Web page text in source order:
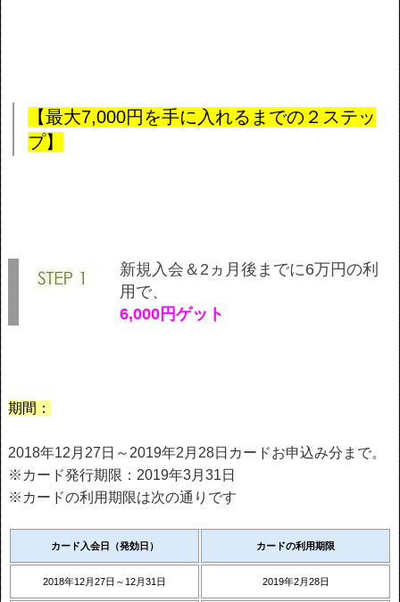
【最大7,000円を手に入れるまでの２ステッ
プ】
新規入会＆2ヵ月後までに6万円の利
用で、
6,000円ゲット
期間：
2018年12月27日～2019年2月28日カードお申込み分まで。
※カード発行期限：2019年3月31日
※カードの利用期限は次の通りです
カード入会日（発効日） カードの利用期限
2018年12月27日～12月31日 2019年2月28日